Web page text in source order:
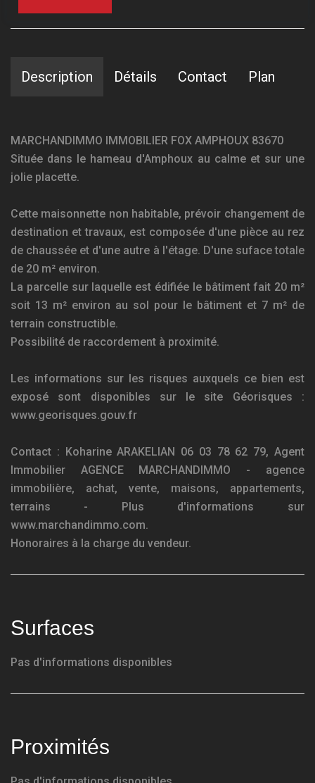
Description Détails Contact Plan
MARCHANDIMMO IMMOBILIER FOX AMPHOUX 83670
Située dans le hameau d'Amphoux au calme et sur une
jolie placette.
Cette maisonnette non habitable, prévoir changement de
destination et travaux, est composée d'une pièce au rez
de chaussée et d'une autre à l'étage. D'une suface totale
de 20 m² environ.
La parcelle sur laquelle est édifiée le bâtiment fait 20 m²
soit 13 m² environ au sol pour le bâtiment et 7 m² de
terrain constructible.
Possibilité de raccordement à proximité.
Les informations sur les risques auxquels ce bien est
exposé sont disponibles sur le site Géorisques :
www.georisques.gouv.fr
Contact : Koharine ARAKELIAN 06 03 78 62 79, Agent
Immobilier AGENCE MARCHANDIMMO - agence
immobilière, achat, vente, maisons, appartements,
terrains - Plus d'informations sur
www.marchandimmo.com.
Honoraires à la charge du vendeur.
Surfaces
Pas d'informations disponibles
Proximités